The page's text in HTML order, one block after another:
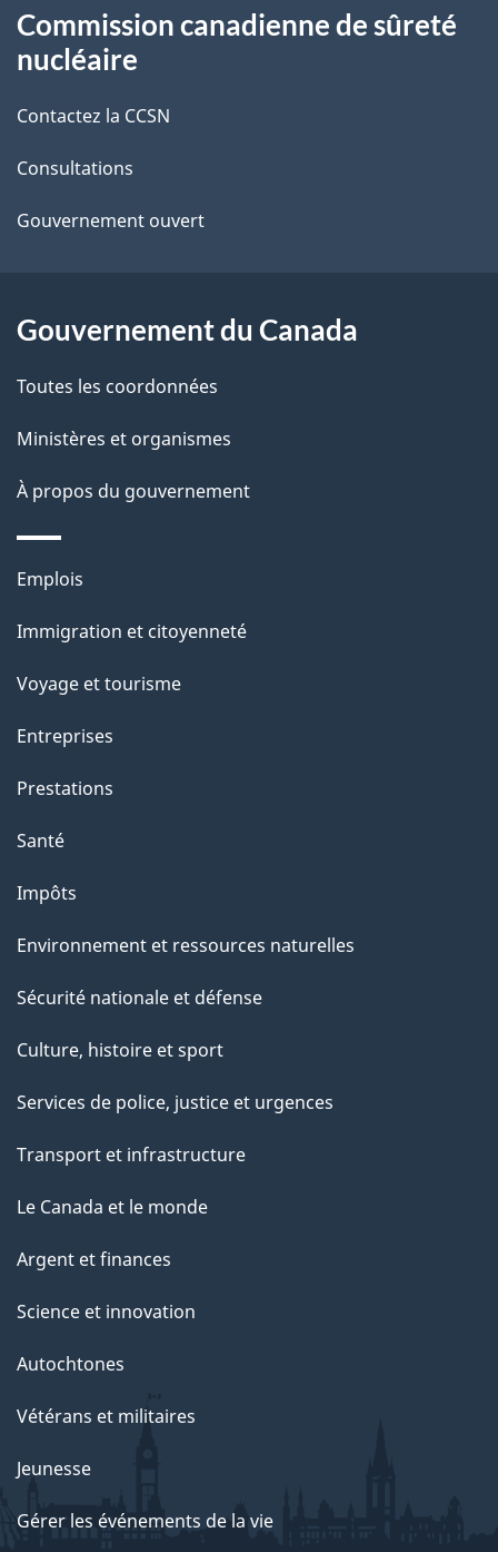
a
i
l
s
d
l
a
g
e
propos
de
ce
site
Commission canadienne de sûreté
nucléaire
Contactez la CCSN
Consultations
Gouvernement ouvert
Gouvernement du Canada
Toutes les coordonnées
Ministères et organismes
À propos du gouvernement
Thèmes
sujets
Emplois
Immigration et citoyenneté
Voyage et tourisme
Entreprises
Prestations
Santé
Impôts
Environnement et ressources naturelles
Sécurité nationale et défense
Culture, histoire et sport
Services de police, justice et urgences
Transport et infrastructure
Le Canada et le monde
Argent et finances
Science et innovation
Autochtones
Vétérans et militaires
Jeunesse
Gérer les événements de la vie